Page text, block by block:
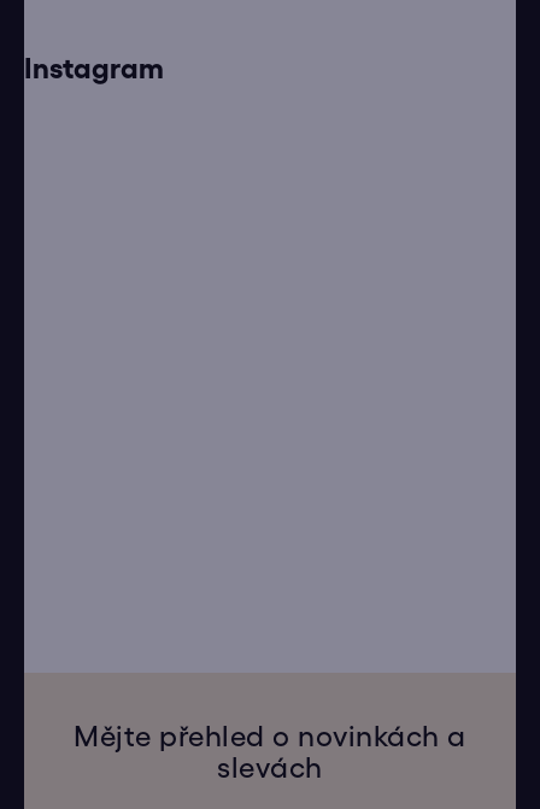
Instagram
Mějte přehled o novinkách a
slevách